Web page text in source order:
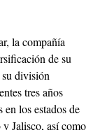
la compañía
de su
división
tres años
en los estados de
Jalisco, así como